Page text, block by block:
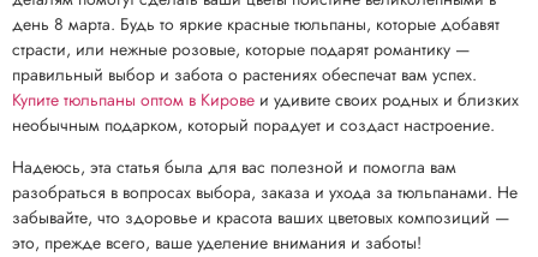
день 8 марта. Будь то яркие красные тюльпаны, которые добавят
страсти, или нежные розовые, которые подарят романтику —
правильный выбор и забота о растениях обеспечат вам успех.
Купите тюльпаны оптом в Кирове и удивите своих родных и близких
необычным подарком, который порадует и создаст настроение.
Надеюсь, эта статья была для вас полезной и помогла вам
разобраться в вопросах выбора, заказа и ухода за тюльпанами. Не
забывайте, что здоровье и красота ваших цветовых композиций —
это, прежде всего, ваше уделение внимания и заботы!